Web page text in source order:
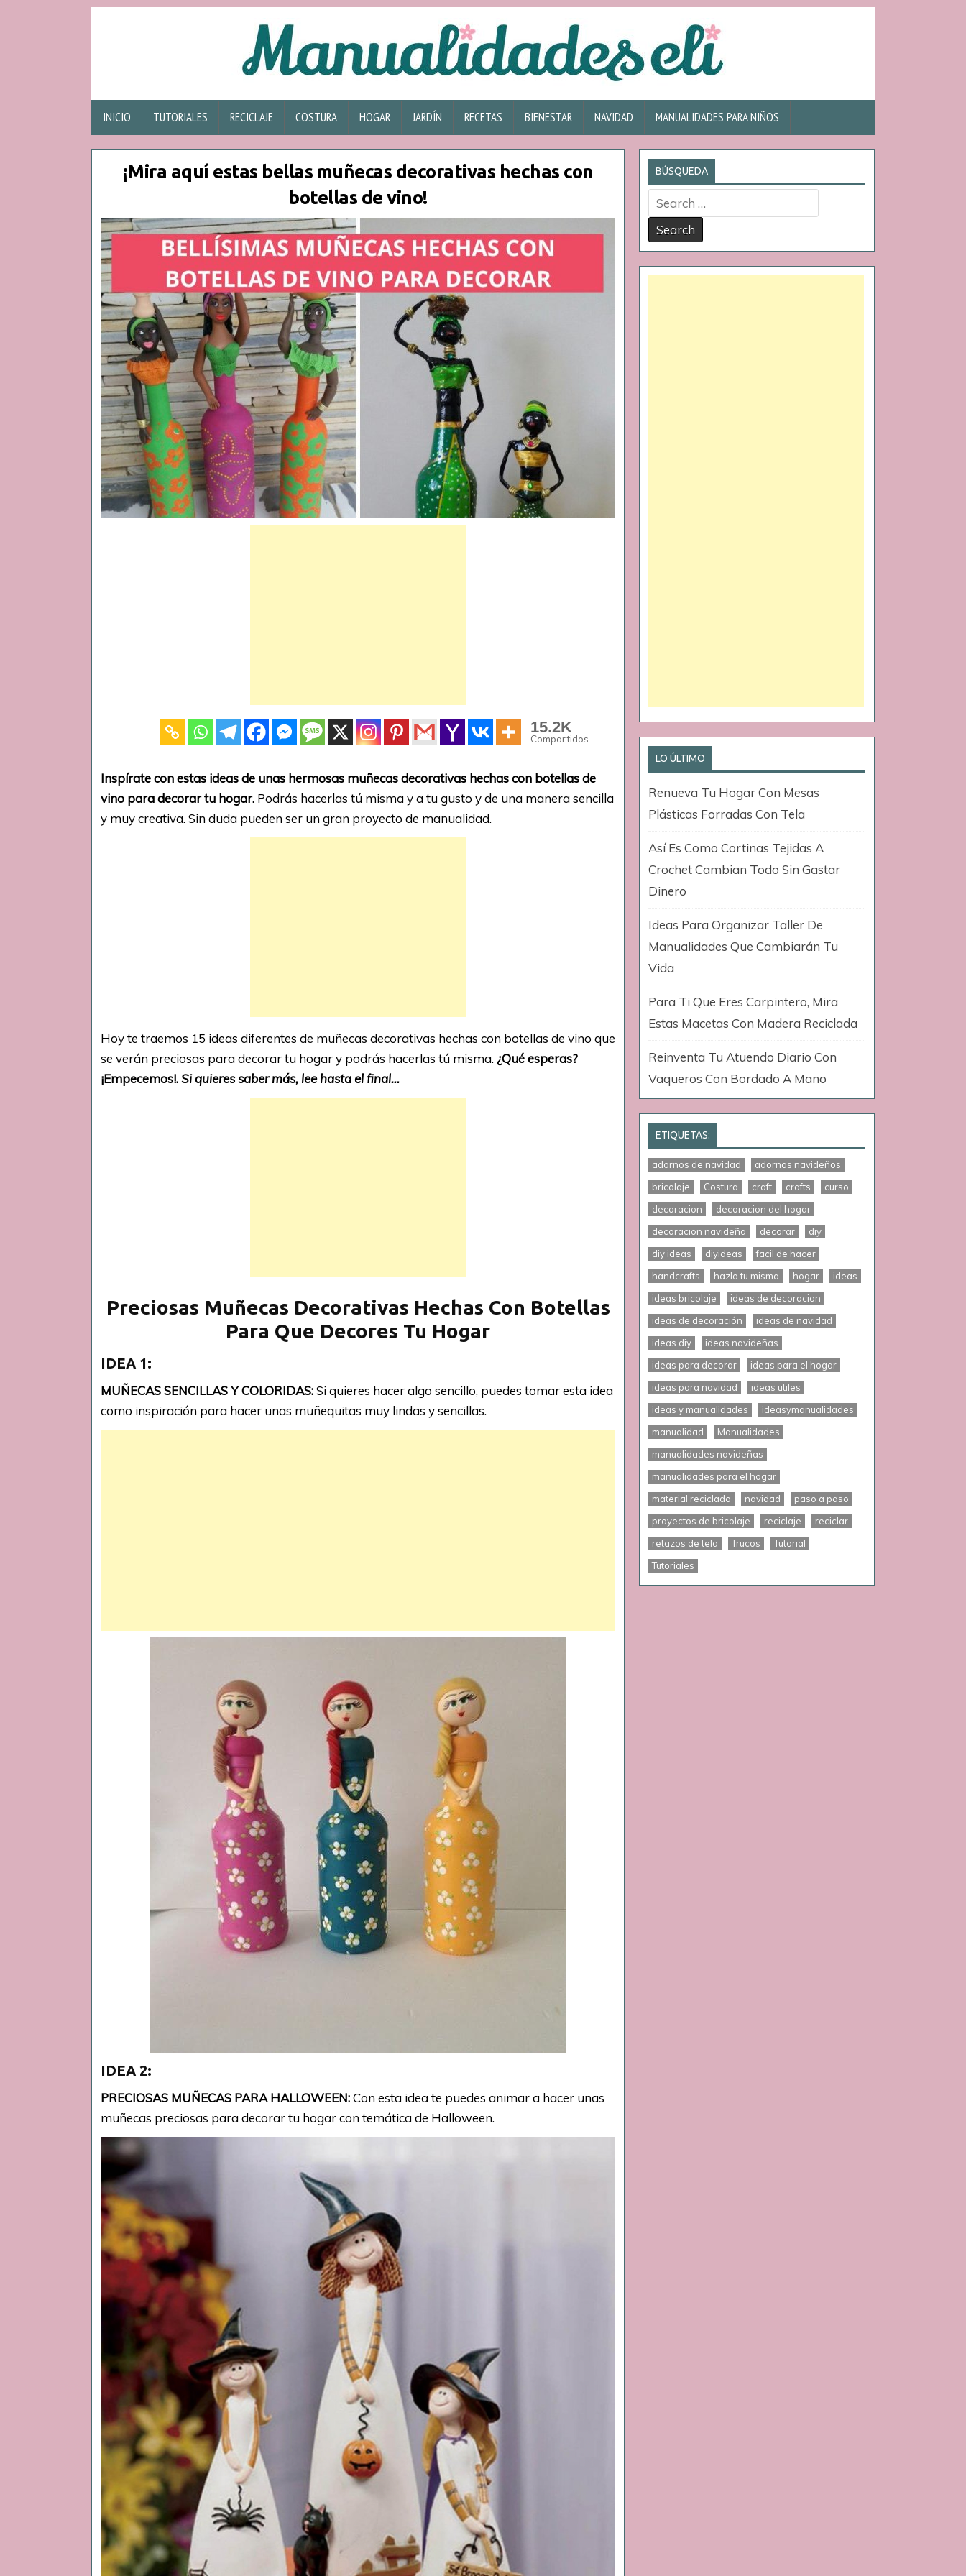
INICIO TUTORIALES RECICLAJE COSTURA HOGAR JARDÍN RECETAS BIENESTAR NAVIDAD MANUALIDADES PARA NIÑOS
¡Mira aquí estas bellas muñecas decorativas hechas con
botellas de vino!
15.2K
Compartidos
Inspírate con estas ideas de unas hermosas muñecas decorativas hechas con botellas de
vino para decorar tu hogar. Podrás hacerlas tú misma y a tu gusto y de una manera sencilla
y muy creativa. Sin duda pueden ser un gran proyecto de manualidad.
Hoy te traemos 15 ideas diferentes de muñecas decorativas hechas con botellas de vino que
se verán preciosas para decorar tu hogar y podrás hacerlas tú misma. ¿Qué esperas?
¡Empecemos!.Si quieres saber más, lee hasta el final…
Preciosas Muñecas Decorativas Hechas Con Botellas
Para Que Decores Tu Hogar
IDEA 1:
MUÑECAS SENCILLAS Y COLORIDAS:Si quieres hacer algo sencillo, puedes tomar esta idea
como inspiración para hacer unas muñequitas muy lindas y sencillas.
IDEA 2:
PRECIOSAS MUÑECAS PARA HALLOWEEN:Con esta idea te puedes animar a hacer unas
muñecas preciosas para decorar tu hogar con temática de Halloween.
BÚSQUEDA
Search
for:
LO ÚLTIMO
Renueva Tu Hogar Con Mesas
Plásticas Forradas Con Tela
Así Es Como Cortinas Tejidas A
Crochet Cambian Todo Sin Gastar
Dinero
Ideas Para Organizar Taller De
Manualidades Que Cambiarán Tu
Vida
Para Ti Que Eres Carpintero, Mira
Estas Macetas Con Madera Reciclada
Reinventa Tu Atuendo Diario Con
Vaqueros Con Bordado A Mano
ETIQUETAS:
adornos de navidad
adornos navideños
bricolaje
Costura craft crafts
curso
decoracion
decoracion del hogar
decoracion navideña
decorar
diy
diy ideas
diyideas
facil de hacer
handcrafts
hazlo tu misma hogar
ideas
ideas bricolaje
ideas de decoracion
ideas de decoración
ideas de navidad
ideas diy
ideas navideñas
ideas para decorar
ideas para el hogar
ideas para navidad
ideas utiles
ideas y manualidades
ideasymanualidades
manualidad
Manualidades
manualidades navideñas
manualidades para el hogar
material reciclado
navidad
paso a paso
proyectos de bricolaje
reciclaje
reciclar
retazos de tela
Trucos
Tutorial
Tutoriales